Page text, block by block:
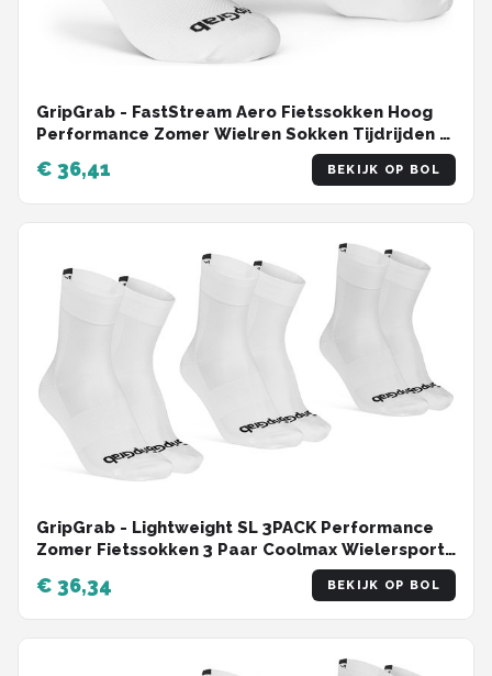
GripGrab - FastStream Aero Fietssokken Hoog
Performance Zomer Wielren Sokken Tijdrijden -
€ 36,41 BEKIJK OP BOL
GripGrab - Lightweight SL 3PACK Performance
Zomer Fietssokken 3 Paar Coolmax Wielersport
Sokken Regular Cut - Wit - Unisex - Maat M (41-
44)
€ 36,34 BEKIJK OP BOL